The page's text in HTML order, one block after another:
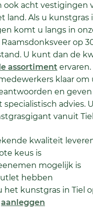
ook acht vestigingen
land. Als u kunstgras
komt u langs in
op
U kunt dan de
assortiment ervaren.
klaar om
en geven
advies.
vanuit
kwaliteit
keus is
mogelijk is
hebben
het kunstgras in Tiel
aanleggen